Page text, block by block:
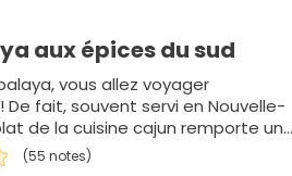
aux épices du sud
vous allez voyager
De fait, souvent servi en Nouvelle-
de la cuisine cajun remporte un
(55 notes)